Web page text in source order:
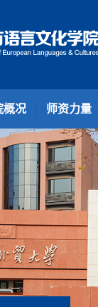
概况 师资力量